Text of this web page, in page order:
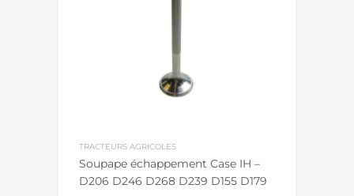
TRACTEURS AGRICOLES
Soupape échappement Case IH –
D206 D246 D268 D239 D155 D179